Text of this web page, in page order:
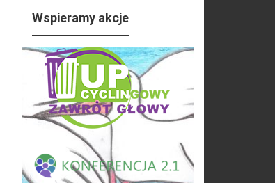
Wspieramy akcje